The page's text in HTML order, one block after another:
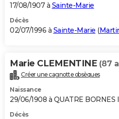
17/08/1907 à Sainte-Marie
Décès
02/07/1996 à Sainte-Marie (
Marie CLEMENTINE (87
Créer une cagnotte obsèques
Naissance
29/06/1908 à QUATRE BORNES
Décès